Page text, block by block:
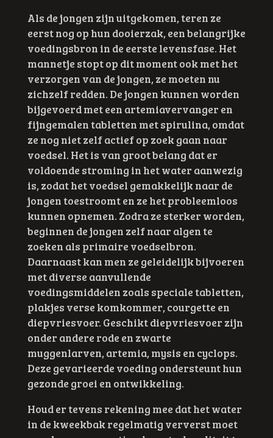
Als de jongen zijn uitgekomen, teren ze
eerst nog op hun dooierzak, een belangrijke
voedingsbron in de eerste levensfase. Het
mannetje stopt op dit moment ook met het
verzorgen van de jongen, ze moeten nu
zichzelf redden. De jongen kunnen worden
bijgevoerd met een artemiavervanger en
fijngemalen tabletten met spirulina, omdat
ze nog niet zelf actief op zoek gaan naar
voedsel. Het is van groot belang dat er
voldoende stroming in het water aanwezig
is, zodat het voedsel gemakkelijk naar de
jongen toestroomt en ze het probleemloos
kunnen opnemen. Zodra ze sterker worden,
beginnen de jongen zelf naar algen te
zoeken als primaire voedselbron.
Daarnaast kan men ze geleidelijk bijvoeren
met diverse aanvullende
voedingsmiddelen zoals speciale tabletten,
plakjes verse komkommer, courgette en
diepvriesvoer. Geschikt diepvriesvoer zijn
onder andere rode en zwarte
muggenlarven, artemia, mysis en cyclops.
Deze gevarieerde voeding ondersteunt hun
gezonde groei en ontwikkeling.
Houd er tevens rekening mee dat het water
in de kweekbak regelmatig ververst moet